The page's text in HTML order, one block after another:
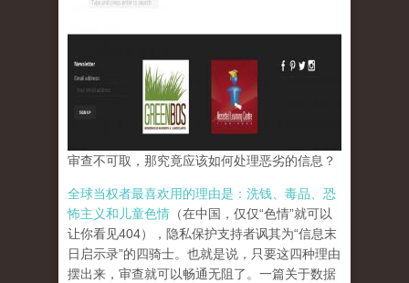
审查不可取，那究竟应该如何处理恶劣的信息？
全球当权者最喜欢用的理由是：洗钱、毒品、恐
怖主义和儿童色情 （在中国，仅仅“色情”就可以
让你看见404），隐私保护支持者讽其为“信息末
日启示录”的四骑士。也就是说，只要这四种理由
摆出来，审查就可以畅通无阻了。一篇关于数据